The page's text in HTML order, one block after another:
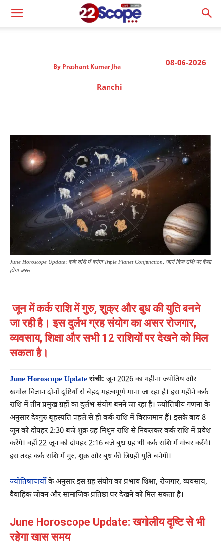
08-06-2026
By Prashant Kumar Jha
Ranchi
June Horoscope Update: कर्क राशि में बनेगा Triple Planet Conjunction, जानें किस राशि पर कैसा
होगा असर
जून में कर्क राशि में गुरु, शुक्र और बुध की युति बनने
जा रही है। इस दुर्लभ ग्रह संयोग का असर रोजगार,
व्यवसाय, शिक्षा और सभी 12 राशियों पर देखने को मिल
सकता है।
June Horoscope Update रांची: जून 2026 का महीना ज्योतिष और
खगोल विज्ञान दोनों दृष्टियों से बेहद महत्वपूर्ण माना जा रहा है। इस महीने कर्क
राशि में तीन प्रमुख ग्रहों का दुर्लभ संयोग बनने जा रहा है। ज्योतिषीय गणना के
अनुसार देवगुरु बृहस्पति पहले से ही कर्क राशि में विराजमान हैं। इसके बाद 8
जून को दोपहर 2:30 बजे शुक्र ग्रह मिथुन राशि से निकलकर कर्क राशि में प्रवेश
करेंगे। वहीं 22 जून को दोपहर 2:16 बजे बुध ग्रह भी कर्क राशि में गोचर करेंगे।
इस तरह कर्क राशि में गुरु, शुक्र और बुध की त्रिग्रही युति बनेगी।
ज्योतिषाचार्योंके अनुसार इस ग्रह संयोग का प्रभाव शिक्षा, रोजगार, व्यवसाय,
वैवाहिक जीवन और सामाजिक प्रतिष्ठा पर देखने को मिल सकता है।
June Horoscope Update: खगोलीय दृष्टि से भी
रहेगा खास समय